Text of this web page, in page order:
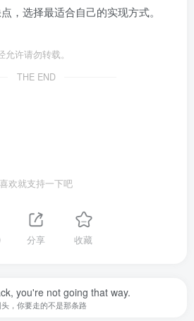
，选择最适合自己的实现方式。
许请勿转载。
THE END
喜欢就支持一下吧
分享 收藏
you're not going that way.
，你要走的不是那条路